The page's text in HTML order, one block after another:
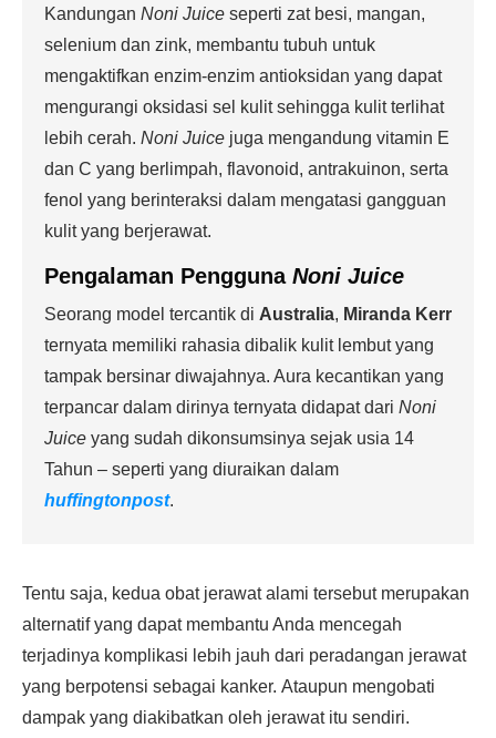
Kandungan Noni Juice seperti zat besi, mangan,
selenium dan zink, membantu tubuh untuk
mengaktifkan enzim-enzim antioksidan yang dapat
mengurangi oksidasi sel kulit sehingga kulit terlihat
lebih cerah. Noni Juice juga mengandung vitamin E
dan C yang berlimpah, flavonoid, antrakuinon, serta
fenol yang berinteraksi dalam mengatasi gangguan
kulit yang berjerawat.
Pengalaman PenggunaNoni Juice
Seorang model tercantik di Australia, Miranda Kerr
ternyata memiliki rahasia dibalik kulit lembut yang
tampak bersinar diwajahnya. Aura kecantikan yang
terpancar dalam dirinya ternyata didapat dari Noni
Juice yang sudah dikonsumsinya sejak usia 14
Tahun – seperti yang diuraikan dalam
huffingtonpost.
Tentu saja, kedua obat jerawat alami tersebut merupakan
alternatif yang dapat membantu Anda mencegah
terjadinya komplikasi lebih jauh dari peradangan jerawat
yang berpotensi sebagai kanker. Ataupun mengobati
dampak yang diakibatkan oleh jerawat itu sendiri.